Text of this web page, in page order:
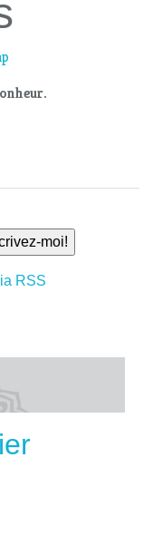
RSS